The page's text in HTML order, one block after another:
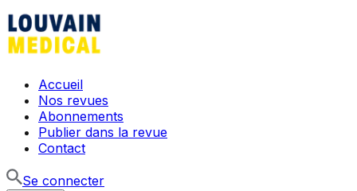
Accueil
Nos revues
Abonnements
Publier dans la revue
Contact
Se connecter